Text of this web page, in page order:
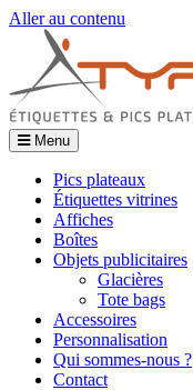
Aller au contenu
Menu
Pics plateaux
Étiquettes vitrines
Affiches
Boîtes
Objets publicitaires
Glacières
Tote bags
Accessoires
Personnalisation
Qui sommes-nous ?
Contact